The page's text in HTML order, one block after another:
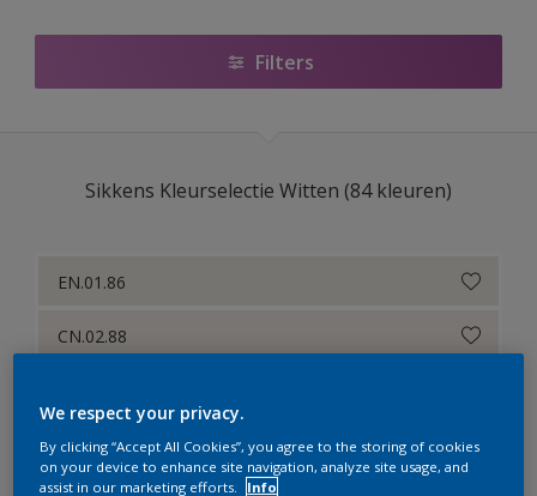
Sikkens 5051
Sikkens Kleurselectie Grijzen
Sikkens Gezondheidszorg
Filters
Sikkens Kleurselectie Witten (84 kleuren)
EN.01.86
CN.02.88
EN.02.90
We respect your privacy.
By clicking “Accept All Cookies”, you agree to the storing of cookies
on your device to enhance site navigation, analyze site usage, and
assist in our marketing efforts.
Info